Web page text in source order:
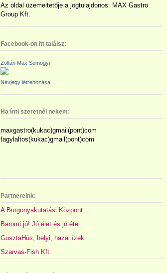
Az oldal üzemeltetője a jogtulajdonos: MAX Gastro
Group Kft.
Facebook-on itt találsz:
Zoltán Max Somogyi
Névjegy létrehozása
Ha írni szeretnél nekem:
maxgastro(kukac)gmail(pont)com
fagylaltos(kukac)gmail(pont)com
Partnereink:
A Burgonyakutatási Központ
Baromi jó! Jó élet és jó étel
GusztaHús, helyi, hazai ízek
Szarvas-Fish Kft.